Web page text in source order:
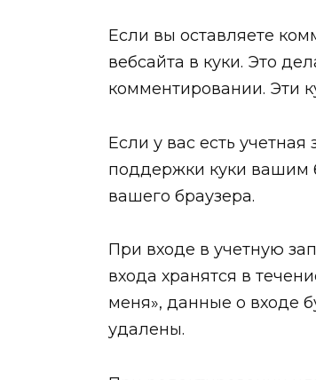
Если вы оставляете
вебсайта в куки. Это
комментировании. Эти
Если у вас есть
поддержки куки вашим
вашего браузера.
При входе в учетную
входа хранятся в
меня», данные о входе
удалены.